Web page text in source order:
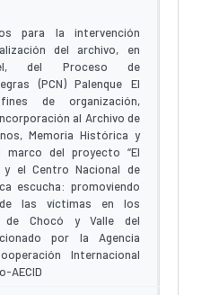
para la intervención
del archivo, en
del Proceso de
(PCN) Palenque El
de organización,
al Archivo de
Memoria Histórica y
marco del proyecto “El
el Centro Nacional de
escucha: promoviendo
las víctimas en los
de Chocó y Valle del
por la Agencia
Internacional
AECID